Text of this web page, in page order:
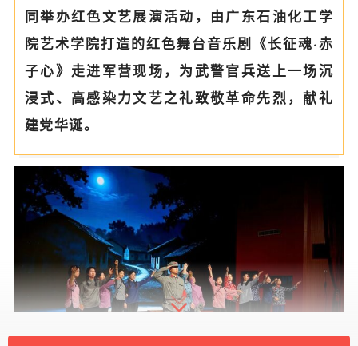
同举办红色文艺展演活动，由广东石油化工学
院艺术学院打造的红色舞台音乐剧《长征魂·赤
子心》走进军营现场，为武警官兵送上一场沉
浸式、高感染力文艺之礼致敬革命先烈，献礼
建党华诞。